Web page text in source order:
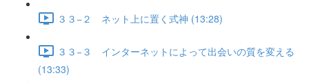
３３−２ ネット上に置く式神 (13:28)
３３−３ インターネットによって出会いの質を変える
(13:33)